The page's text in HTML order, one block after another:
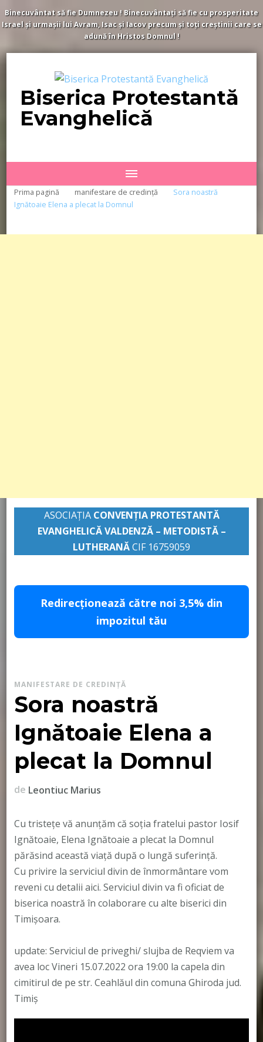
Binecuvântat să fie Dumnezeu ! Binecuvântați să fie cu prosperitate
Israel și urmașii lui Avram, Isac și Iacov precum și toți creștinii care se
adună în Hristos Domnul !
Biserica Protestantă
Evanghelică
Prima pagină manifestare de credință
Sora noastră
Ignătoaie Elena a plecat la Domnul
ASOCIAȚIA CONVENŢIA PROTESTANTĂ
EVANGHELICĂ VALDENZĂ – METODISTĂ –
LUTHERANĂCIF 16759059
Redirecționează către noi 3,5% din
impozitul tău
MANIFESTARE DE CREDINȚĂ
Sora noastră
Ignătoaie Elena a
plecat la Domnul
de Leontiuc Marius
Cu tristețe vă anunțăm că soția fratelui pastor Iosif
Ignătoaie, Elena Ignătoaie a plecat la Domnul
părăsind această viață după o lungă suferință.
Cu privire la serviciul divin de înmormântare vom
reveni cu detalii aici. Serviciul divin va fi oficiat de
biserica noastră în colaborare cu alte biserici din
Timișoara.
update: Serviciul de priveghi/ slujba de Reqviem va
avea loc Vineri 15.07.2022 ora 19:00 la capela din
cimitirul de pe str. Ceahlăul din comuna Ghiroda jud.
Timiș